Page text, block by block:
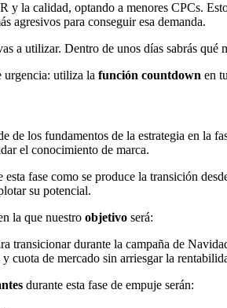
y la calidad, optando a menores CPCs.
agresivos para conseguir esa demanda.
a utilizar. Dentro de unos días sabrás
urgencia: utiliza la función countdown en
de los fundamentos de la estrategia en la
el conocimiento de marca.
esta fase como se produce la transición
su potencial.
la que nuestro objetivo será:
transicionar durante la campaña de
cuota de mercado sin arriesgar la
durante esta fase de empuje serán: